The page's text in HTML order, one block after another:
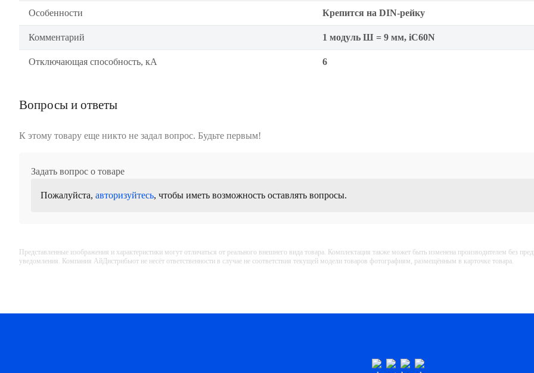
Особенности Крепится на DIN-рейку
Комментарий 1 модуль Ш = 9 мм, iC60N
Отключающая способность, кА 6
Вопросы и ответы
К этому товару еще никто не задал вопрос. Будьте первым!
Задать вопрос о товаре
Пожалуйста, авторизуйтесь, чтобы иметь возможность оставлять вопросы.
Представленные изображения и характеристики могут отличаться от реального внешнего вида товара. Комплектация также может быть изменена производителем без
уведомления. Компания АйДистрибьют не несёт ответственности в случае не соответствия текущей модели товаров фотографиям, размещённым в карточке товара.